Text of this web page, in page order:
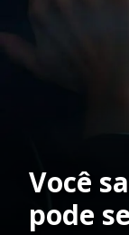
Você
pode